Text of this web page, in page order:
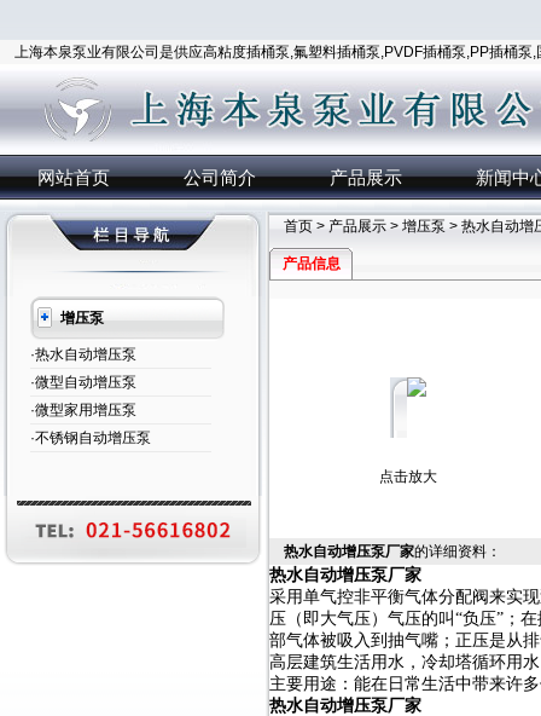
上海本泉泵业有限公司是供应高粘度插桶泵,氟塑料插桶泵,PVDF插桶泵,PP插桶泵
网站首页 公司简介 产品展示 新闻中
增压泵
·热水自动增压泵
·微型自动增压泵
·微型家用增压泵
·不锈钢自动增压泵
首页 > 产品展示 > 增压泵 > 热水自动增
产品信息
点击放大
热水自动增压泵厂家的详细资料：
热水自动增压泵厂家
采用单气控非平衡气体分配阀来实
压（即大气压）气压的叫“负压”；
部气体被吸入到抽气嘴；正压是从
高层建筑生活用水，冷却塔循环用
主要用途：能在日常生活中带来许
热水自动增压泵厂家